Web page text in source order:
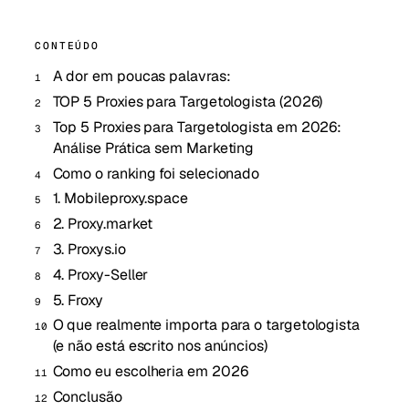
CONTEÚDO
A dor em poucas palavras:
TOP 5 Proxies para Targetologista (2026)
Top 5 Proxies para Targetologista em 2026:
Análise Prática sem Marketing
Como o ranking foi selecionado
1. Mobileproxy.space
2. Proxy.market
3. Proxys.io
4. Proxy-Seller
5. Froxy
O que realmente importa para o targetologista
(e não está escrito nos anúncios)
Como eu escolheria em 2026
Conclusão